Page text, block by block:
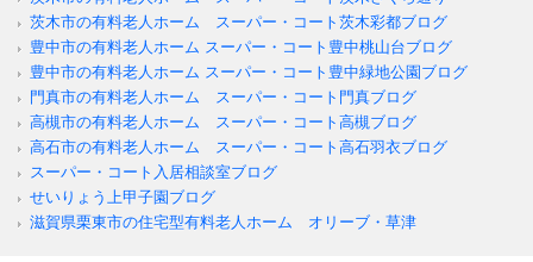
茨木市の有料老人ホーム スーパー・コート茨木彩都ブログ
豊中市の有料老人ホーム スーパー・コート豊中桃山台ブログ
豊中市の有料老人ホーム スーパー・コート豊中緑地公園ブログ
門真市の有料老人ホーム スーパー・コート門真ブログ
高槻市の有料老人ホーム スーパー・コート高槻ブログ
高石市の有料老人ホーム スーパー・コート高石羽衣ブログ
スーパー・コート入居相談室ブログ
せいりょう上甲子園ブログ
滋賀県栗東市の住宅型有料老人ホーム オリーブ・草津